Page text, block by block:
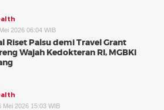
2026 06:04 WIB
Riset Palsu demi Travel Grant
Wajah Kedokteran RI, MGBKI
Mei 2026 15:03 WIB